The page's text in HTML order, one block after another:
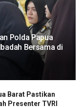
Polda Papua
Bersama di
Barat Pastikan
Presenter TVRI